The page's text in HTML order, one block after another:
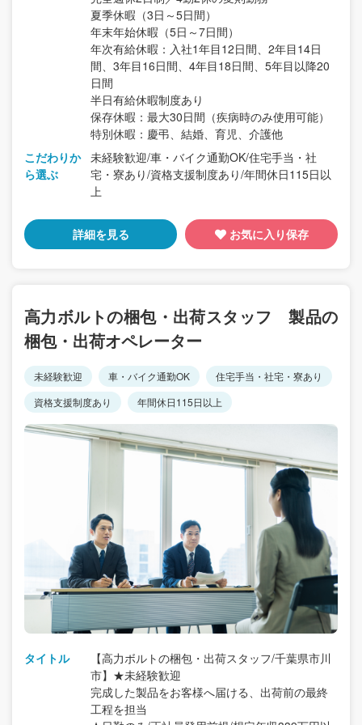
夏季休暇（3日～5日間）
年末年始休暇（5日～7日間）
年次有給休暇：入社1年目12日間、2年目14日
間、3年目16日間、4年目18日間、5年目以降20
日間
半日有給休暇制度あり
保存休暇：最大30日間（疾病時のみ使用可能）
特別休暇：慶弔、結婚、育児、介護他
こだわりか
ら選ぶ
未経験歓迎/車・バイク通勤OK/住宅手当・社
宅・寮あり/資格支援制度あり/年間休日115日以
上
詳細を見る お気に入り保存
高力ボルトの梱包・出荷スタッフ 製品の
梱包・出荷オペレーター
未経験歓迎 車・バイク通勤OK
住宅手当・社宅・寮あり
資格支援制度あり
年間休日115日以上
タイトル
【高力ボルトの梱包・出荷スタッフ/千葉県市川
市】★未経験歓迎
完成した製品をお客様へ届ける、出荷前の最終
工程を担当